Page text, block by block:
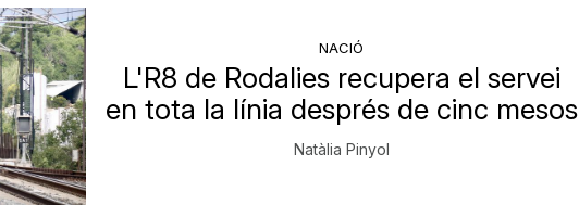
NACIÓ
L'R8 de Rodalies recupera el servei
en tota la línia després de cinc mesos
Natàlia Pinyol